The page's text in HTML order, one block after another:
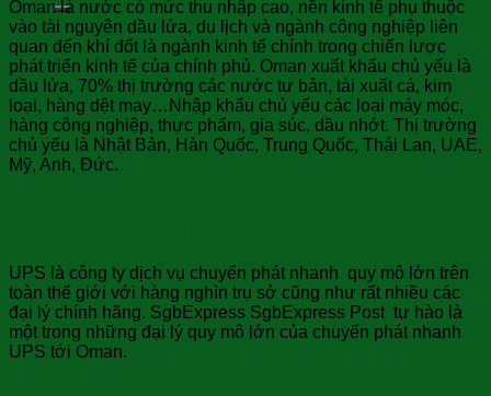
Oman là nước có mức thu nhập cao, nền kinh tế phụ thuộc
vào tài nguyên dầu lửa, du lịch và ngành công nghiệp liên
quan đến khí đốt là ngành kinh tế chính trong chiến lược
phát triển kinh tế của chính phủ. Oman xuất khẩu chủ yếu là
dầu lửa, 70% thị trường các nước tư bản, tái xuất cá, kim
loại, hàng dệt may…Nhập khẩu chủ yếu các loại máy móc,
hàng công nghiệp, thực phẩm, gia súc, dầu nhớt. Thị trường
chủ yếu là Nhật Bản, Hàn Quốc, Trung Quốc, Thái Lan, UAE,
Mỹ, Anh, Đức.
UPS là công ty dịch vụ chuyển phát nhanh quy mô lớn trên
toàn thế giới với hàng nghìn trụ sở cũng như rất nhiều các
đại lý chính hãng. SgbExpress SgbExpress Post tự hào là
một trong những đại lý quy mô lớn của chuyển phát nhanh
UPS tới Oman.